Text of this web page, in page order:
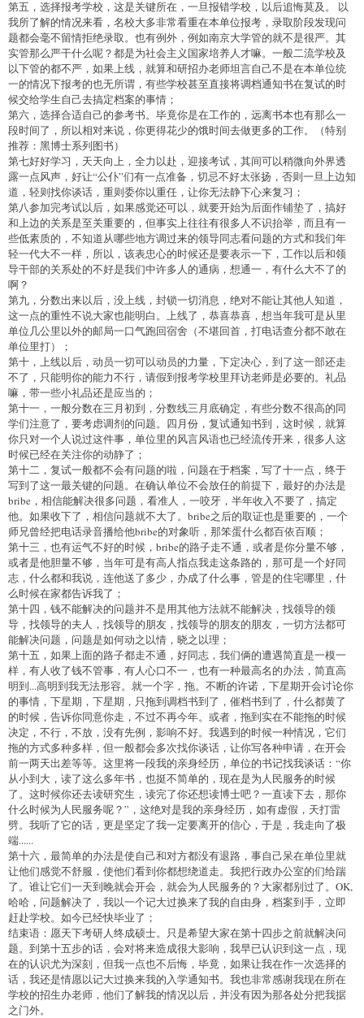
第五，选择报考学校，这是关键所在，一旦报错学校，以后追悔莫及。 以
我所了解的情况来看，名校大多非常看重在本单位报考，录取阶段发现问
题都会毫不留情拒绝录取。也有例外，例如南京大学管的就不是很严。其
实管那么严干什么呢？都是为社会主义国家培养人才嘛。一般二流学校及
以下管的都不严，如果上线，就算和研招办老师坦言自己不是在本单位统
一的情况下报考的也无所谓，有些学校甚至直接将调档通知书在复试的时
候交给学生自己去搞定档案的事情；
第六，选择合适自己的参考书。毕竟你是在工作的，远离书本也有那么一
段时间了，所以相对来说，你更得花少的饿时间去做更多的工作。（特别
推荐：黑博士系列图书）
第七好好学习，天天向上，全力以赴，迎接考试，其间可以稍微向外界透
露一点风声，好让“公仆”们有一点准备，切忌不好太张扬，否则一旦上边知
道，轻则找你谈话，重则委你以重任，让你无法静下心来复习；
第八参加完考试以后，如果感觉还可以，就要开始为后面作铺垫了，搞好
和上边的关系是至关重要的，但事实上往往有很多人不识抬举，而且有一
些低素质的，不知道从哪些地方调过来的领导同志看问题的方式和我们年
轻一代大不一样，所以，该表忠心的时候还是要表示一下，工作以后和领
导干部的关系处的不好是我们中许多人的通病，想通一，有什么大不了的
啊？
第九，分数出来以后，没上线，封锁一切消息，绝对不能让其他人知道，
这一点的重性不说大家也能明白。上线了，恭喜恭喜，想当年我可是从里
单位几公里以外的邮局一口气跑回宿舍（不堪回首，打电话查分都不敢在
单位里打）；
第十，上线以后，动员一切可以动员的力量，下定决心，到了这一部还走
不了，只能明你的能力不行，请假到报考学校里拜访老师是必要的。礼品
嘛，带一些小礼品还是应当的；
第十一，一般分数在三月初到，分数线三月底确定，有些分数不很高的同
学们注意了，要考虑调剂的问题。四月份，复试通知书到，这时候，就算
你只对一个人说过这件事，单位里的风言风语也已经流传开来，很多人这
时候已经在关注你的动静了；
第十二，复试一般都不会有问题的啦，问题在于档案，写了十一点，终于
写到了这一最关键的问题。在确认单位不会放任的前提下，最好的办法是
bribe，相信能解决很多问题，看准人，一咬牙，半年收入不要了，搞定
他。如果收下了，相信问题就不大了。bribe之后的取证也是重要的，一个
师兄曾经把电话录音播给他bribe的对象听，那笨蛋什么都百依百顺；
第十三，也有运气不好的时候，bribe的路子走不通，或者是你分量不够，
或者是他胆量不够，当年可是有高人指点我走这条路的，那可是一个好同
志，什么都和我说，连他送了多少，办成了什么事，管是的住宅哪里，什
么时候在家都告诉我了；
第十四，钱不能解决的问题并不是用其他方法就不能解决，找领导的领
导，找领导的夫人，找领导的朋友，找领导的朋友的朋友，一切方法都可
能解决问题，问题是如何动之以情，晓之以理；
第十五，如果上面的路子都走不通，好同志，我们俩的遭遇简直是一模一
样，有人收了钱不管事，有人心口不一，也有一种最高名的办法，简直高
明到...高明到我无法形容。就一个字，拖。不断的许诺，下星期开会讨论你
的事情，下星期，下星期，只拖到调档书到了，催档书到了，什么都黄了
的时候，告诉你同意你走，不过不再今年。或者，拖到实在不能拖的时候
决定，不行，不放，没有先例，影响不好。我遇到的时候一种情况，它们
拖的方式多种多样，但一般都会多次找你谈话，让你写各种申请，在开会
前一两天出差等等。这里将一段我的亲身经历，单位的书记找我谈话：“你
从小到大，读了这么多年书，也挺不简单的，现在是为人民服务的时候
了。这时候你还去读研究生，读完了你还想读博士吧？一直读下去，那你
什么时候为人民服务呢？”，这绝对是我的亲身经历，如有虚假，天打雷
劈。我听了它的话，更是坚定了我一定要离开的信心，于是，我走向了极
端......
第十六，最简单的办法是使自己和对方都没有退路，事自己呆在单位里就
让他们感觉不舒服，使他们看到你都想绕道走。我把行政办公室的们给踹
了。谁让它们一天到晚就会开会，就会为人民服务的？大家都别过了。OK,
哈哈，问题解决了，我以一个记大过换来了我的自由身，档案到手，立即
赶赴学校。如今已经快毕业了；
结束语：愿天下考研人终成硕士。只是希望大家在第十四步之前就解决问
题。到第十五步的话，会对将来造成很大影响，我早已认识到这一点，现
在的认识尤为深刻，但我一点也不后悔，毕竟，如果让我在作一次选择的
话，我还是情愿以记大过换来我的入学通知书。我也非常感谢我现在所在
学校的招生办老师，他们了解我的情况以后，并没有因为那各处分把我据
之门外。